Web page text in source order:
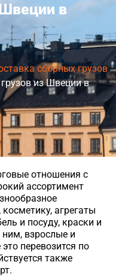
в
сборных грузов
из Швеции в
отношения с
ассортимент
агрегаты
и посуду, краски и
взрослые и
перевозится по
также